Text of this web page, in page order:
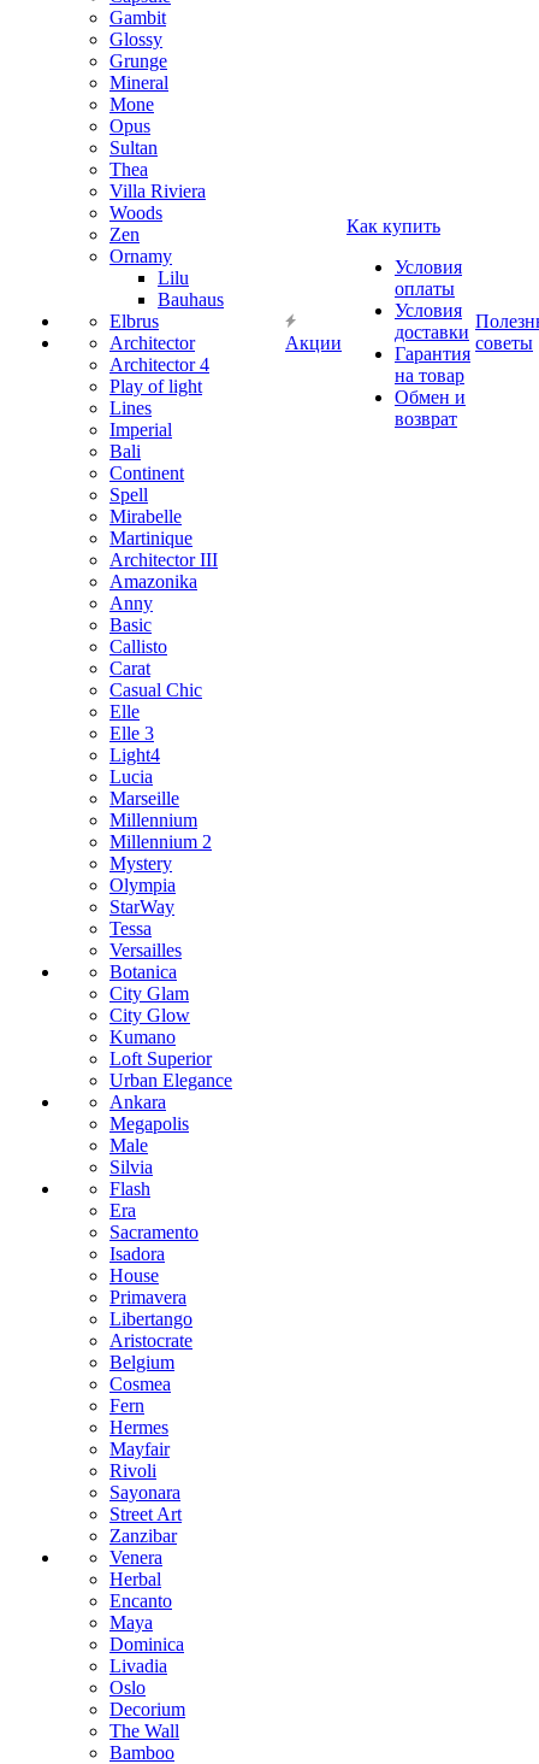
Gambit
Glossy
Grunge
Mineral
Mone
Opus
Sultan
Thea
Villa Riviera
Woods
Zen
Ornamy
Lilu
Bauhaus
Elbrus
Architector
Architector 4
Play of light
Lines
Imperial
Bali
Continent
Spell
Mirabelle
Martinique
Architector III
Amazonika
Anny
Basic
Callisto
Carat
Casual Chic
Elle
Elle 3
Light4
Lucia
Marseille
Millennium
Millennium 2
Mystery
Olympia
StarWay
Tessa
Versailles
Botanica
City Glam
City Glow
Kumano
Loft Superior
Urban Elegance
Ankara
Megapolis
Male
Silvia
Flash
Era
Sacramento
Isadora
House
Primavera
Libertango
Aristocrate
Belgium
Cosmea
Fern
Hermes
Mayfair
Rivoli
Sayonara
Street Art
Zanzibar
Venera
Herbal
Encanto
Maya
Dominica
Livadia
Oslo
Decorium
The Wall
Bamboo
Акции
Как купить
Условия
оплаты
Условия
доставки
Гарантия
на товар
Обмен и
возврат
советы